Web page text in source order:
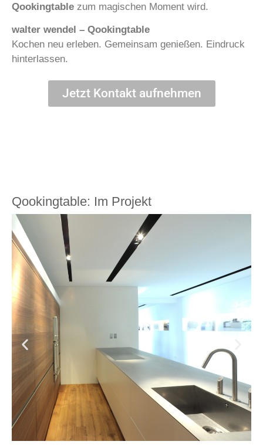
Qookingtable zum magischen Moment wird.
walter wendel – Qookingtable
Kochen neu erleben. Gemeinsam genießen. Eindruck
hinterlassen.
Jetzt Kontakt aufnehmen
Qookingtable: Im Projekt